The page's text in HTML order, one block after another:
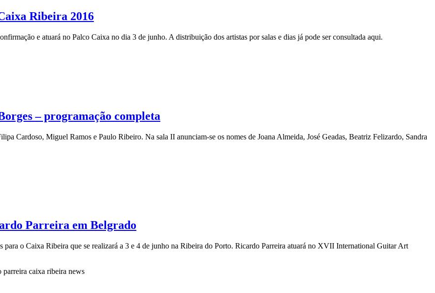
Ribeira 2016
e atuará no Palco Caixa no dia 3 de junho. A distribuição dos artistas por salas e dias já pode ser consultada aqui.
– programação completa
Cardoso, Miguel Ramos e Paulo Ribeiro. Na sala II anunciam-se os nomes de Joana Almeida, José Geadas, Beatriz Felizardo, Sandra
Parreira em Belgrado
o Caixa Ribeira que se realizará a 3 e 4 de junho na Ribeira do Porto. Ricardo Parreira atuará no XVII International Guitar Art